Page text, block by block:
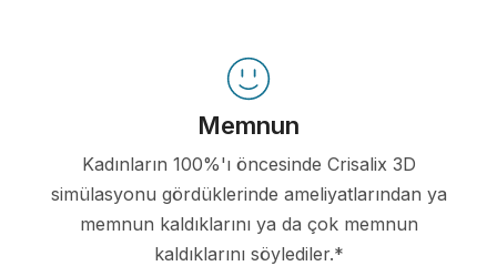
Memnun
Kadınların 100%'ı öncesinde Crisalix 3D
simülasyonu gördüklerinde ameliyatlarından ya
memnun kaldıklarını ya da çok memnun
kaldıklarını söylediler.*